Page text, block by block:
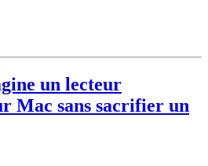
un lecteur
Mac sans sacrifier un